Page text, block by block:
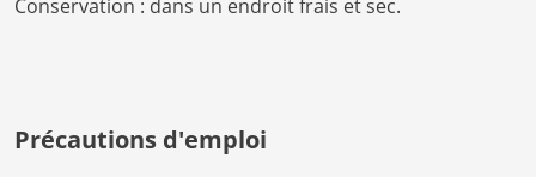
Conservation : dans un endroit frais et sec.
Précautions d'emploi